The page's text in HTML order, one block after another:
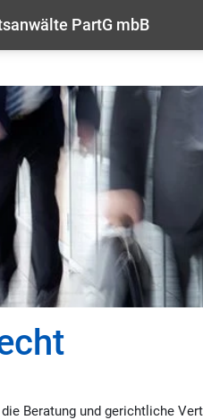
PartG mbB
Beratung und gerichtliche